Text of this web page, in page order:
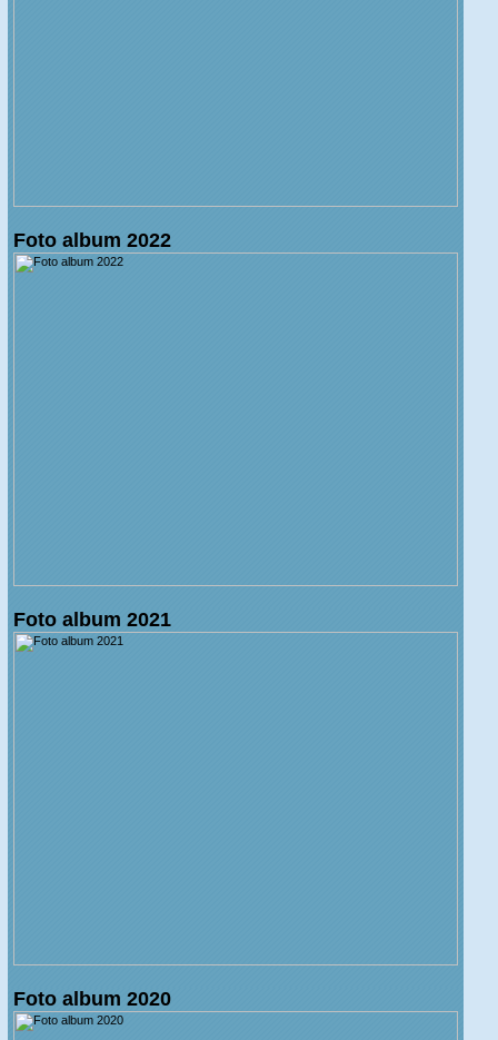
Foto album 2022
Foto album 2021
Foto album 2020